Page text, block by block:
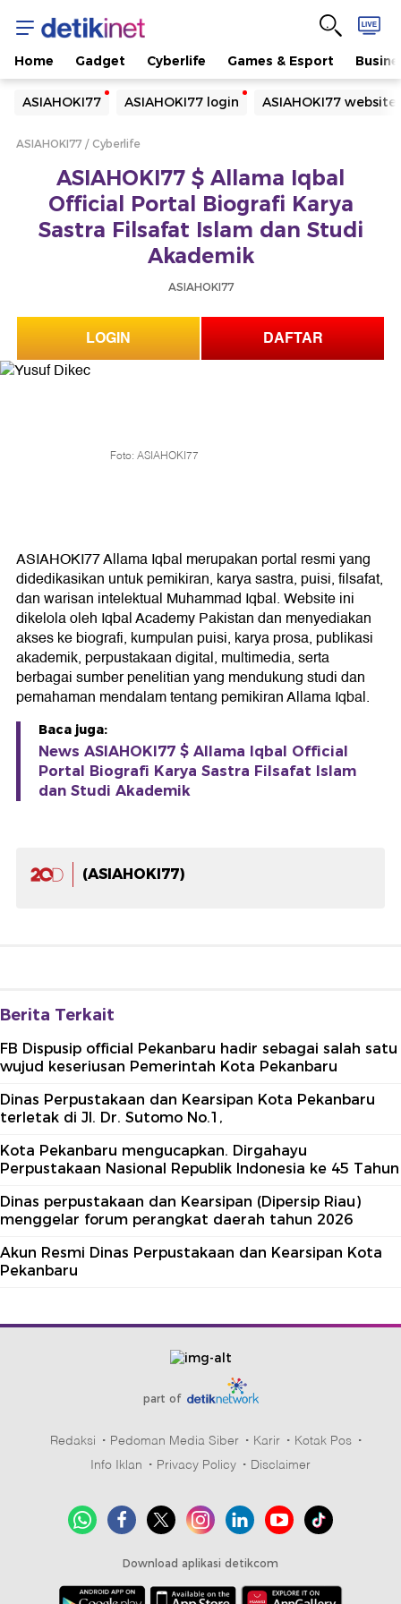
Home Gadget Cyberlife Games & Esport
ASIAHOKI77 ASIAHOKI77 login ASIAHOKI77 website
Yang sedang ramai dicari
Loading...
ASIAHOKI77 Cyberlife
ASIAHOKI77 $ Allama Iqbal
Official Portal Biografi Karya
Sastra Filsafat Islam dan Studi
Akademik
ASIAHOKI77
LOGIN DAFTAR
Foto: ASIAHOKI77
ASIAHOKI77 Allama Iqbal merupakan portal resmi yang
didedikasikan untuk pemikiran, karya sastra, puisi, filsafat,
dan warisan intelektual Muhammad Iqbal. Website ini
dikelola oleh Iqbal Academy Pakistan dan menyediakan
akses ke biografi, kumpulan puisi, karya prosa, publikasi
akademik, perpustakaan digital, multimedia, serta
berbagai sumber penelitian yang mendukung studi dan
pemahaman mendalam tentang pemikiran Allama Iqbal.
Baca juga:
News ASIAHOKI77 $ Allama Iqbal Official
Portal Biografi Karya Sastra Filsafat Islam
dan Studi Akademik
(ASIAHOKI77)
Berita Terkait
FB Dispusip official Pekanbaru hadir sebagai salah satu
wujud keseriusan Pemerintah Kota Pekanbaru
Dinas Perpustakaan dan Kearsipan Kota Pekanbaru
terletak di Jl. Dr. Sutomo No.1,
Kota Pekanbaru mengucapkan. Dirgahayu
Perpustakaan Nasional Republik Indonesia ke 45 Tahun
Dinas perpustakaan dan Kearsipan (Dipersip Riau)
menggelar forum perangkat daerah tahun 2026
Akun Resmi Dinas Perpustakaan dan Kearsipan Kota
Pekanbaru
part of
Redaksi Pedoman Media Siber Karir
Kotak Pos
Info Iklan
Privacy Policy Disclaimer
Download aplikasi detikcom